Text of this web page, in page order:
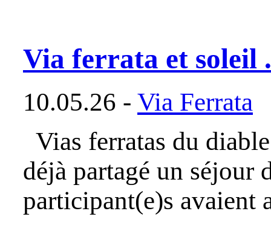
Via ferrata et soleil
10.05.26 - Via Ferrata
Vias ferratas du
déjà partagé un séjour
participant(e)s avaient